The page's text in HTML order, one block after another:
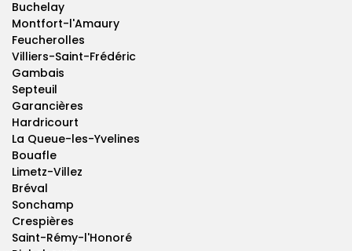
Buchelay
Montfort-l'Amaury
Feucherolles
Villiers-Saint-Frédéric
Gambais
Septeuil
Garancières
Hardricourt
La Queue-les-Yvelines
Bouafle
Limetz-Villez
Bréval
Sonchamp
Crespières
Saint-Rémy-l'Honoré